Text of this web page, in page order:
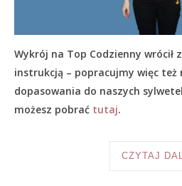
Wykrój na Top Codzienny wrócił
instrukcją – popracujmy więc też
dopasowania do naszych
możesz pobrać tutaj.
CZYTAJ